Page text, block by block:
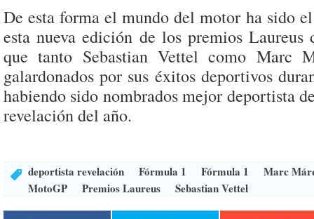
De esta forma el mundo del motor ha sido
esta nueva edición de los premios
que tanto Sebastian Vettel como Marc
galardonados por sus éxitos deportivos
habiendo sido nombrados mejor deportista
revelación del año.
deportista revelación Fórmula 1 Fórmula 1
Marc
MotoGP
Premios Laureus Sebastian Vettel